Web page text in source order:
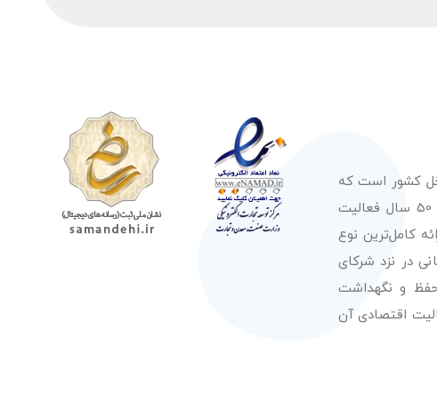
کشور است که
عرضه با کیفیت‌ترین محصولات از معتبرترین برندهای شناخته شده بین‌المللی را در طول 50 سال فعالیت
کامل‌ترین نوع
در نزد شرکای
حفظ و نگهداشت
اقتصادی آن